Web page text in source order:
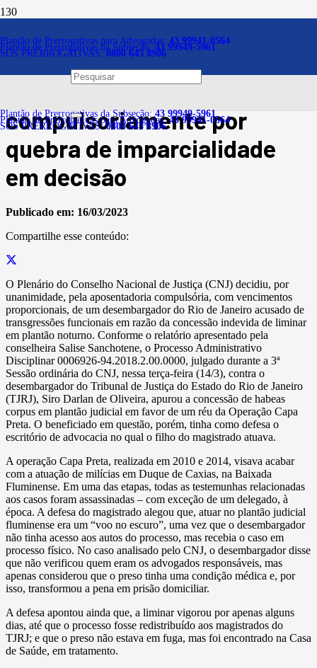
Plantão de Prerrogativas para Advogadas: 43 99941-0564
Plantão de Prerrogativas da Subseção:43 99949-5961
SOS PRERROGATIVAS:0800 643 8906
Plantão de Prerrogativas da Subseção:43 99949-5961
Plantão de Prerrogativas para Advogadas:43 99941-0564
SOS PRERROGATIVAS:0800 643 8906
Desembargador é
aposentado
compulsoriamente por
quebra de imparcialidade
em decisão
Publicado em: 16/03/2023
Compartilhe esse conteúdo:
O Plenário do Conselho Nacional de Justiça (CNJ) decidiu, por
unanimidade, pela aposentadoria compulsória, com vencimentos
proporcionais, de um desembargador do Rio de Janeiro acusado de
transgressões funcionais em razão da concessão indevida de liminar
em plantão noturno. Conforme o relatório apresentado pela
conselheira Salise Sanchotene, o Processo Administrativo
Disciplinar 0006926-94.2018.2.00.0000, julgado durante a 3ª
Sessão ordinária do CNJ, nessa terça-feira (14/3), contra o
desembargador do Tribunal de Justiça do Estado do Rio de Janeiro
(TJRJ), Siro Darlan de Oliveira, apurou a concessão de habeas
corpus em plantão judicial em favor de um réu da Operação Capa
Preta. O beneficiado em questão, porém, tinha como defesa o
escritório de advocacia no qual o filho do magistrado atuava.
A operação Capa Preta, realizada em 2010 e 2014, visava acabar
com a atuação de milícias em Duque de Caxias, na Baixada
Fluminense. Em uma das etapas, todas as testemunhas relacionadas
aos casos foram assassinadas – com exceção de um delegado, à
época. A defesa do magistrado alegou que, atuar no plantão judicial
fluminense era um “voo no escuro”, uma vez que o desembargador
não tinha acesso aos autos do processo, mas recebia o caso em
processo físico. No caso analisado pelo CNJ, o desembargador disse
que não verificou quem eram os advogados responsáveis, mas
apenas considerou que o preso tinha uma condição médica e, por
isso, transformou a pena em prisão domiciliar.
A defesa apontou ainda que, a liminar vigorou por apenas alguns
dias, até que o processo fosse redistribuído aos magistrados do
TJRJ; e que o preso não estava em fuga, mas foi encontrado na Casa
de Saúde, em tratamento.